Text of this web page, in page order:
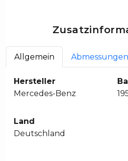
Allgemein Abmessungen
Hersteller
Mercedes-Benz
Land
Deutschland